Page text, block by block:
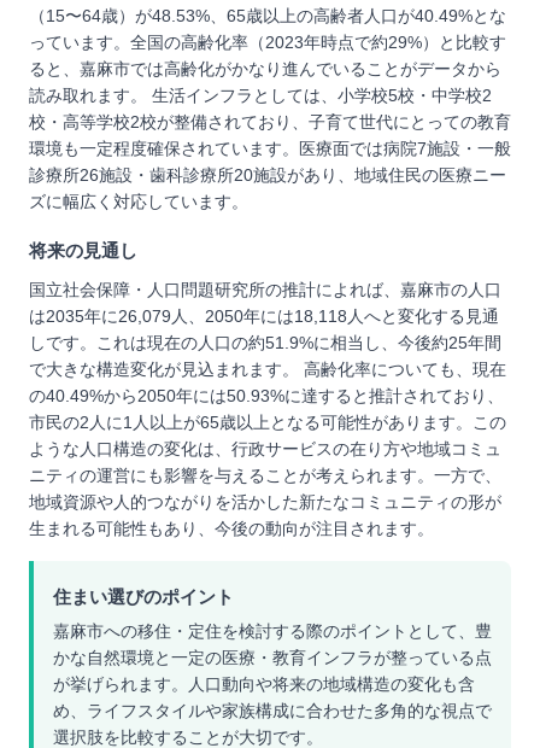
（15〜64歳）が48.53%、65歳以上の高齢者人口が40.49%とな
っています。全国の高齢化率（2023年時点で約29%）と比較す
ると、嘉麻市では高齢化がかなり進んでいることがデータから
読み取れます。 生活インフラとしては、小学校5校・中学校2
校・高等学校2校が整備されており、子育て世代にとっての教育
環境も一定程度確保されています。医療面では病院7施設・一般
診療所26施設・歯科診療所20施設があり、地域住民の医療ニー
ズに幅広く対応しています。
将来の見通し
国立社会保障・人口問題研究所の推計によれば、嘉麻市の人口
は2035年に26,079人、2050年には18,118人へと変化する見通
しです。これは現在の人口の約51.9%に相当し、今後約25年間
で大きな構造変化が見込まれます。 高齢化率についても、現在
の40.49%から2050年には50.93%に達すると推計されており、
市民の2人に1人以上が65歳以上となる可能性があります。この
ような人口構造の変化は、行政サービスの在り方や地域コミュ
ニティの運営にも影響を与えることが考えられます。一方で、
地域資源や人的つながりを活かした新たなコミュニティの形が
生まれる可能性もあり、今後の動向が注目されます。
住まい選びのポイント
嘉麻市への移住・定住を検討する際のポイントとして、豊
かな自然環境と一定の医療・教育インフラが整っている点
が挙げられます。人口動向や将来の地域構造の変化も含
め、ライフスタイルや家族構成に合わせた多角的な視点で
選択肢を比較することが大切です。